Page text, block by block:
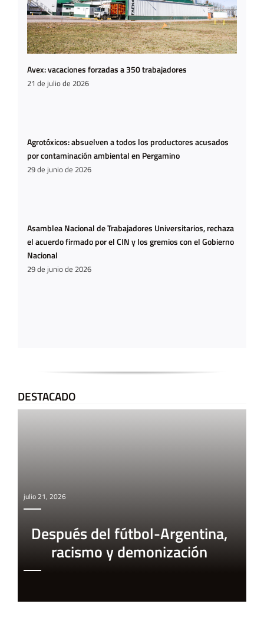
Avex: vacaciones forzadas a 350 trabajadores
21 de julio de 2026
Agrotóxicos: absuelven a todos los productores acusados
por contaminación ambiental en Pergamino
29 de junio de 2026
Asamblea Nacional de Trabajadores Universitarios, rechaza
el acuerdo firmado por el CIN y los gremios con el Gobierno
Nacional
29 de junio de 2026
DESTACADO
julio 21, 2026
Después del fútbol-Argentina,
racismo y demonización